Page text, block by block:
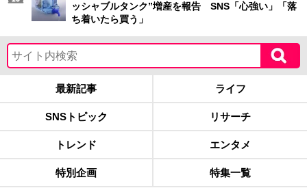
ッシャブルタンク”増産を報告 SNS「心強い」「落
ち着いたら買う」
最新記事 ライフ
SNSトピック リサーチ
トレンド エンタメ
特別企画 特集一覧